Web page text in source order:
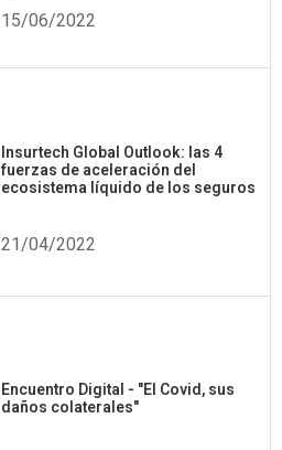
15/06/2022
Insurtech Global Outlook: las 4
fuerzas de aceleración del
ecosistema líquido de los seguros
21/04/2022
Encuentro Digital - "El Covid, sus
daños colaterales"